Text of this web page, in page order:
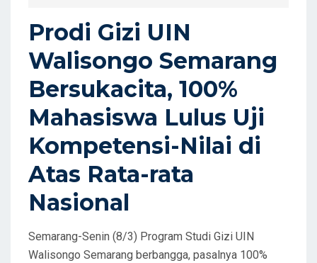
O
N
Prodi Gizi UIN
Walisongo Semarang
Bersukacita, 100%
Mahasiswa Lulus Uji
Kompetensi-Nilai di
Atas Rata-rata
Nasional
Semarang-Senin (8/3) Program Studi Gizi UIN
Walisongo Semarang berbangga, pasalnya 100%